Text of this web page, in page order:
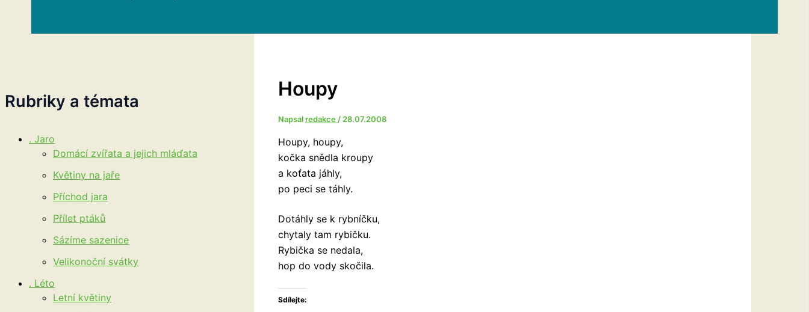
Rubriky a témata
. Jaro
Domácí zvířata a jejich mláďata
Květiny na jaře
Příchod jara
Přílet ptáků
Sázíme sazenice
Velikonoční svátky
. Léto
Letní květiny
Houpy
Napsalredakce / 28.07.2008
Houpy, houpy,
kočka snědla kroupy
a koťata jáhly,
po peci se táhly.
Dotáhly se k rybníčku,
chytaly tam rybičku.
Rybička se nedala,
hop do vody skočila.
Sdílejte: